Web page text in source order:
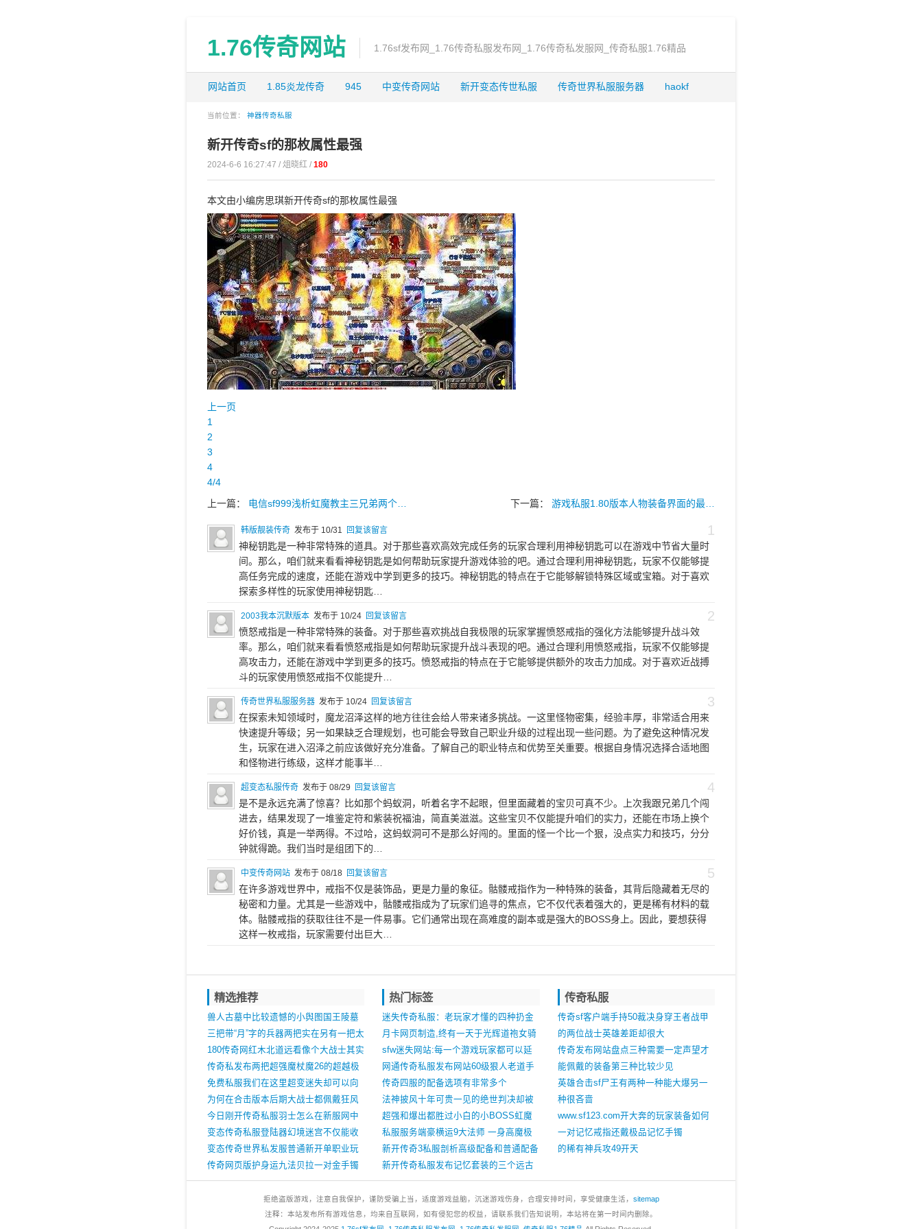
1.76传奇网站 1.76sf发布网_1.76传奇私服发布网_1.76传奇私发服网_传奇私服1.76精品
网站首页 1.85炎龙传奇 945 中变传奇网站 新开变态传世私服 传奇世界私服服务器 haokf
当前位置： 神器传奇私服
新开传奇sf的那枚属性最强
2024-6-6 16:27:47 / 俎晓红 / 180
本文由小编房思琪新开传奇sf的那枚属性最强
上一页
1
2
3
4
4/4
上一篇： 电信sf999浅析虹魔教主三兄弟两个… 下一篇： 游戏私服1.80版本人物装备界面的最…
1
韩版靓装传奇 发布于 10/31 回复该留言
神秘钥匙是一种非常特殊的道具。对于那些喜欢高效完成任务的玩家合理利用神秘钥匙可以在游戏中节省大量时
间。那么，咱们就来看看神秘钥匙是如何帮助玩家提升游戏体验的吧。通过合理利用神秘钥匙，玩家不仅能够提
高任务完成的速度，还能在游戏中学到更多的技巧。神秘钥匙的特点在于它能够解锁特殊区域或宝箱。对于喜欢
探索多样性的玩家使用神秘钥匙…
2
2003我本沉默版本 发布于 10/24 回复该留言
愤怒戒指是一种非常特殊的装备。对于那些喜欢挑战自我极限的玩家掌握愤怒戒指的强化方法能够提升战斗效
率。那么，咱们就来看看愤怒戒指是如何帮助玩家提升战斗表现的吧。通过合理利用愤怒戒指，玩家不仅能够提
高攻击力，还能在游戏中学到更多的技巧。愤怒戒指的特点在于它能够提供额外的攻击力加成。对于喜欢近战搏
斗的玩家使用愤怒戒指不仅能提升…
3
传奇世界私服服务器 发布于 10/24 回复该留言
在探索未知领域时，魔龙沼泽这样的地方往往会给人带来诸多挑战。一这里怪物密集，经验丰厚，非常适合用来
快速提升等级；另一如果缺乏合理规划，也可能会导致自己职业升级的过程出现一些问题。为了避免这种情况发
生，玩家在进入沼泽之前应该做好充分准备。了解自己的职业特点和优势至关重要。根据自身情况选择合适地图
和怪物进行练级，这样才能事半…
4
超变态私服传奇 发布于 08/29 回复该留言
是不是永远充满了惊喜？比如那个蚂蚁洞，听着名字不起眼，但里面藏着的宝贝可真不少。上次我跟兄弟几个闯
进去，结果发现了一堆鉴定符和紫装祝福油，简直美滋滋。这些宝贝不仅能提升咱们的实力，还能在市场上换个
好价钱，真是一举两得。不过哈，这蚂蚁洞可不是那么好闯的。里面的怪一个比一个狠，没点实力和技巧，分分
钟就得跪。我们当时是组团下的…
5
中变传奇网站 发布于 08/18 回复该留言
在许多游戏世界中，戒指不仅是装饰品，更是力量的象征。骷髅戒指作为一种特殊的装备，其背后隐藏着无尽的
秘密和力量。尤其是一些游戏中，骷髅戒指成为了玩家们追寻的焦点，它不仅代表着强大的，更是稀有材料的载
体。骷髅戒指的获取往往不是一件易事。它们通常出现在高难度的副本或是强大的BOSS身上。因此，要想获得
这样一枚戒指，玩家需要付出巨大…
精选推荐
兽人古墓中比较遗憾的小舆图国王陵墓
三把带“月”字的兵器两把实在另有一把太
张扬
180传奇网红木北道远看像个大战士其实
是个敏14老道士
传奇私发布两把超强魔杖魔26的超越极
限魔18的轰动全服
免费私服我们在这里超变迷失却可以向
本人四周的玩
为何在合击版本后期大战士都佩戴狂风
项链
今日刚开传奇私服羽士怎么在新服网​中
抢boss
变态传奇私服登陆器幻境迷宫不仅能收
获重装据说还能挖麻痹戒指
变态传奇世界私发服普通新开单职业玩
家就没有推动时机吗
传奇网页版护身运九法贝拉一对金手镯
特性十足可谓打团神装
热门标签
迷失传奇私服：老玩家才懂的四种扔金
币操作三种看技巧一种是传言
月卡网页制造,终有一天于光辉道袍女骑
着狼
sfw迷失网站:每一个游戏玩家都可以延
迟去知晓
网通传奇私服发布网站60级狠人老道手
戴道10天尊戒指简直太暴力了
传奇四服的配备选项有非常多个
法神披风十年可贵一见的绝世判决却被
灯笼项链抢走风头
超强和爆出都胜过小白的小BOSS虹魔
猪卫
私服服务端豪横运9大法师 一身高魔极
品神装至少价值70个W
新开传奇3私服剖析高级配备和普通配备
最大的分辨何处
新开传奇私服发布记忆套装的三个远古
秘密或许有些老玩家都不一定知道
传奇私服
传奇sf客户端手持50裁决身穿王者战甲
的两位战士英雄差距却很大
传奇发布网站盘点三种需要一定声望才
能佩戴的装备第三种比较少见
英雄合击sf尸王有两种一种能大爆另一
种很吝啬
www.sf123.com开大奔的玩家装备如何
一对记忆戒指还戴极品记忆手镯
的稀有神兵攻49开天
拒绝盗版游戏，注意自我保护，谨防受骗上当，适度游戏益脑，沉迷游戏伤身，合理安排时间，享受健康生活， sitemap
注释：本站发布所有游戏信息，均来自互联网，如有侵犯您的权益，请联系我们告知说明，本站将在第一时间内删除。